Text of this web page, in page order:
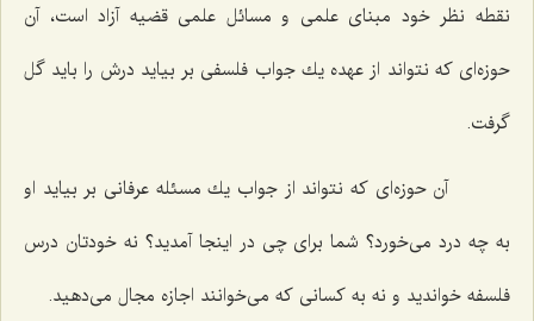
نقطه نظر خود مبنای علمی و مسائل علمی قضیه آزاد است، آن
حوزه‌ای كه نتواند از عهده یك جواب فلسفی بر بیاید درش را باید گل
گرفت.
آن حوزه‌ای كه نتواند از جواب یك مسئله عرفانی بر بیاید او
به چه درد می‌خورد؟ شما برای چی در اینجا آمدید؟ نه خودتان درس
فلسفه خواندید و نه به كسانی كه می‌خوانند اجازه مجال می‌دهید.